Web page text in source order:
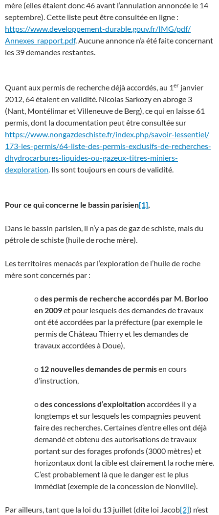
mère (elles étaient donc 46 avant l’annulation annoncée le 14
septembre). Cette liste peut être consultée en ligne :
https://www.developpement-durable.gouv.fr/IMG/pdf/
Annexes_rapport.pdf. Aucune annonce n’a été faite concernant
les 39 demandes restantes.
Quant aux permis de recherche déjà accordés, au 1er janvier
2012, 64 étaient en validité. Nicolas Sarkozy en abroge 3
(Nant, Montélimar et Villeneuve de Berg), ce qui en laisse 61
permis, dont la documentation peut être consultée sur
https://www.nongazdeschiste.fr/index.php/savoir-lessentiel/
173-les-permis/64-liste-des-permis-exclusifs-de-recherches-
dhydrocarbures-liquides-ou-gazeux-titres-miniers-
dexploration. Ils sont toujours en cours de validité.
Pour ce qui concerne le bassin parisien[1],
Dans le bassin parisien, il n’y a pas de gaz de schiste, mais du
pétrole de schiste (huile de roche mère).
Les territoires menacés par l’exploration de l’huile de roche
mère sont concernés par :
odes permis de recherche accordés par M. Borloo
en 2009et pour lesquels des demandes de travaux
ont été accordées par la préfecture (par exemple le
permis de Château Thierry et les demandes de
travaux accordées à Doue),
o 12 nouvelles demandes de permisen cours
d’instruction,
odes concessions d’exploitationaccordées il y a
longtemps et sur lesquels les compagnies peuvent
faire des recherches. Certaines d’entre elles ont déjà
demandé et obtenu des autorisations de travaux
portant sur des forages profonds (3000 mètres) et
horizontaux dont la cible est clairement la roche mère.
C’est probablement là que le danger est le plus
immédiat (exemple de la concession de Nonville).
Par ailleurs, tant que la loi du 13 juillet (dite loi Jacob[2]) n’est